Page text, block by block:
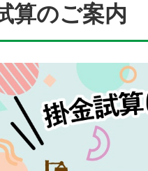
算のご案内